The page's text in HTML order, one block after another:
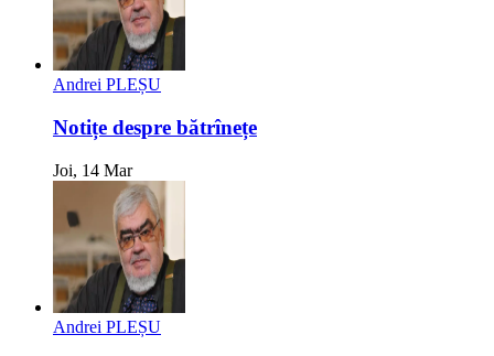
Andrei PLEȘU
Notițe despre bătrînețe
Joi, 14 Mar
Andrei PLEȘU